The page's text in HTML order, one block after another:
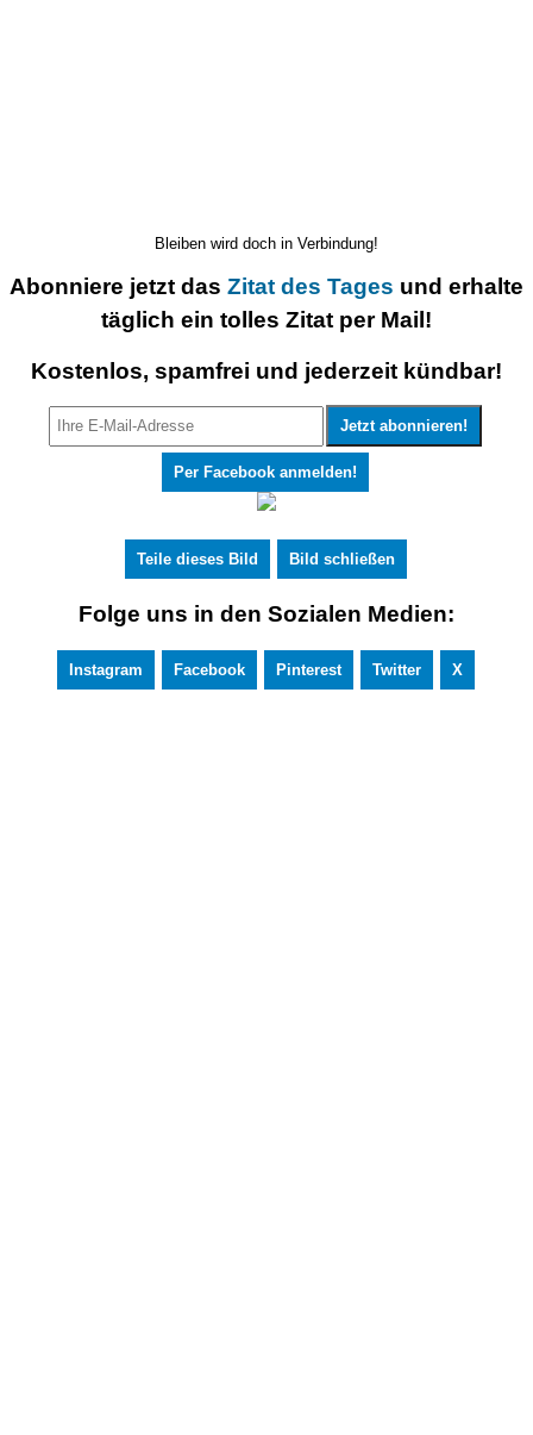
Bleiben wird doch in Verbindung!
Abonniere jetzt das Zitat des Tages und erhalte
täglich ein tolles Zitat per Mail!
Kostenlos, spamfrei und jederzeit kündbar!
Per Facebook anmelden!
Teile dieses Bild Bild schließen
Folge uns in den Sozialen Medien:
Instagram Facebook Pinterest Twitter X